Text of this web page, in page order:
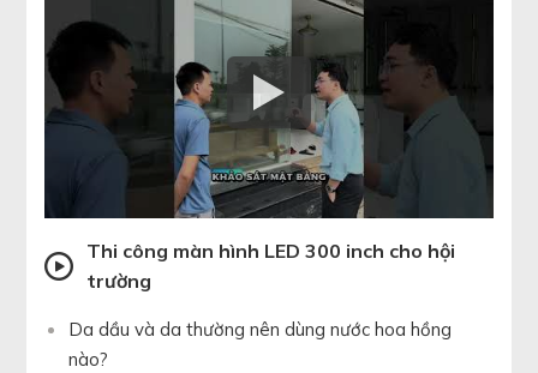
Thi công màn hình LED 300 inch cho hội
trường
Da dầu và da thường nên dùng nước hoa hồng
nào?